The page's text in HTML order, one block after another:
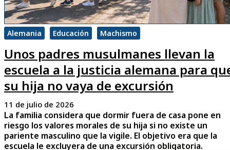
Alemania Educación Machismo
Unos padres musulmanes llevan la
escuela a la justicia alemana para
su hija no vaya de excursión
11 de julio de 2026
La familia considera que dormir fuera de casa pone en
riesgo los valores morales de su hija si no existe un
pariente masculino que la vigile. El objetivo era que la
escuela le excluyera de una excursión obligatoria.